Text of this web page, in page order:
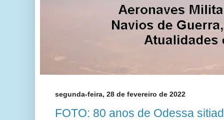
segunda-feira, 28 de fevereiro de 2022
FOTO: 80 anos de Odessa